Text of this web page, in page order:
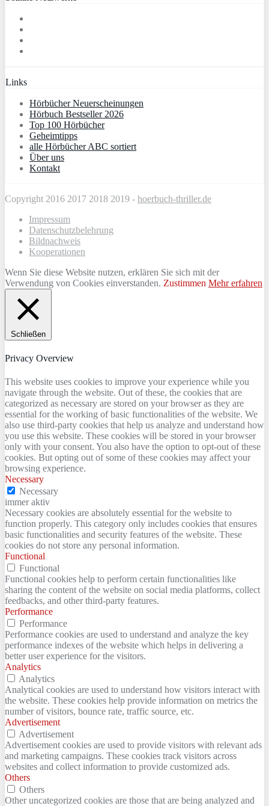
Links
Hörbücher Neuerscheinungen
Hörbuch Bestseller 2026
Top 100 Hörbücher
Geheimtipps
alle Hörbücher ABC sortiert
Über uns
Kontakt
Copyright 2016 2017 2018 2019 - hoerbuch-thriller.de
Impressum
Datenschutzbelehrung
Bildnachweis
Kooperationen
Wenn Sie diese Website nutzen, erklären Sie sich mit der
Verwendung von Cookies einverstanden. Zustimmen Mehr erfahren
Schließen
Privacy Overview
This website uses cookies to improve your experience while you
navigate through the website. Out of these, the cookies that are
categorized as necessary are stored on your browser as they are
essential for the working of basic functionalities of the website. We
also use third-party cookies that help us analyze and understand how
you use this website. These cookies will be stored in your browser
only with your consent. You also have the option to opt-out of these
cookies. But opting out of some of these cookies may affect your
browsing experience.
Necessary
Necessary
immer aktiv
Necessary cookies are absolutely essential for the website to
function properly. This category only includes cookies that ensures
basic functionalities and security features of the website. These
cookies do not store any personal information.
Functional
Functional
Functional cookies help to perform certain functionalities like
sharing the content of the website on social media platforms, collect
feedbacks, and other third-party features.
Performance
Performance
Performance cookies are used to understand and analyze the key
performance indexes of the website which helps in delivering a
better user experience for the visitors.
Analytics
Analytics
Analytical cookies are used to understand how visitors interact with
the website. These cookies help provide information on metrics the
number of visitors, bounce rate, traffic source, etc.
Advertisement
Advertisement
Advertisement cookies are used to provide visitors with relevant ads
and marketing campaigns. These cookies track visitors across
websites and collect information to provide customized ads.
Others
Others
Other uncategorized cookies are those that are being analyzed and